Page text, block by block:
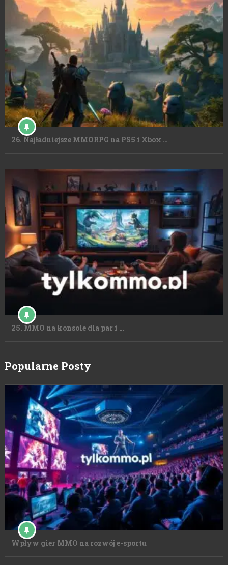
26. Najładniejsze MMORPG na PS5 i Xbox …
25. MMO na konsole dla par i …
Popularne Posty
Wpływ gier MMO na rozwój e-sportu